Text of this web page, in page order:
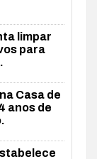
limpar
para
Casa de
anos de